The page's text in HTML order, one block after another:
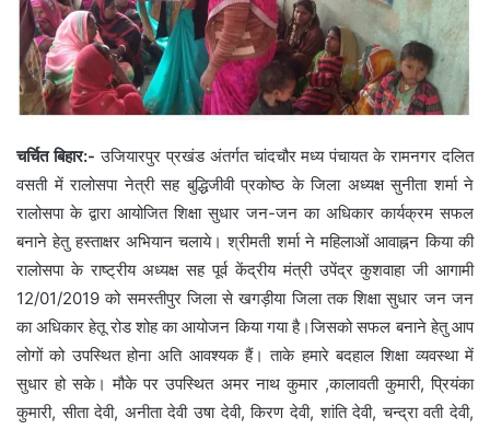
चर्चित बिहार:-उजियारपुर प्रखंड अंतर्गत चांदचौर मध्य पंचायत के रामनगर दलित
वसती में रालोसपा नेत्री सह बुद्धिजीवी प्रकोष्ठ के जिला अध्यक्ष सुनीता शर्मा ने
रालोसपा के द्वारा आयोजित शिक्षा सुधार जन-जन का अधिकार कार्यक्रम सफल
बनाने हेतु हस्ताक्षर अभियान चलाये। श्रीमती शर्मा ने महिलाओं आवाह्नन किया की
रालोसपा के राष्ट्रीय अध्यक्ष सह पूर्व केंद्रीय मंत्री उपेंद्र कुशवाहा जी आगामी
12/01/2019 को समस्तीपुर जिला से खगड़ीया जिला तक शिक्षा सुधार जन जन
का अधिकार हेतू रोड शोह का आयोजन किया गया है।जिसको सफल बनाने हेतु आप
लोगों को उपस्थित होना अति आवश्यक हैं। ताके हमारे बदहाल शिक्षा व्यवस्था में
सुधार हो सके। मौके पर उपस्थित अमर नाथ कुमार ,कालावती कुमारी, प्रियंका
कुमारी, सीता देवी, अनीता देवी उषा देवी, किरण देवी, शांति देवी, चन्द्रा वती देवी,